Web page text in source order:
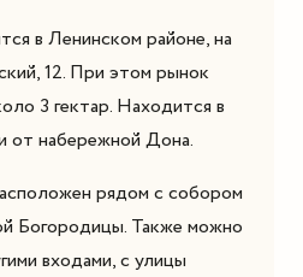
в Ленинском районе, на
12. При этом рынок
3 гектар. Находится в
от набережной Дона.
рядом с собором
Богородицы. Также можно
входами, с улицы